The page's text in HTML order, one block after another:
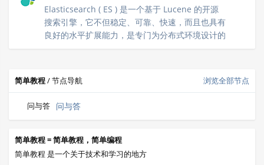
Elasticsearch ( ES ) 是一个基于 Lucene 的开源
搜索引擎，它不但稳定、可靠、快速，而且也具有
良好的水平扩展能力，是专门为分布式环境设计的
浏览全部节点
简单教程/ 节点导航
问与答 问与答
简单教程 = 简单教程，简单编程
简单教程 是一个关于技术和学习的地方